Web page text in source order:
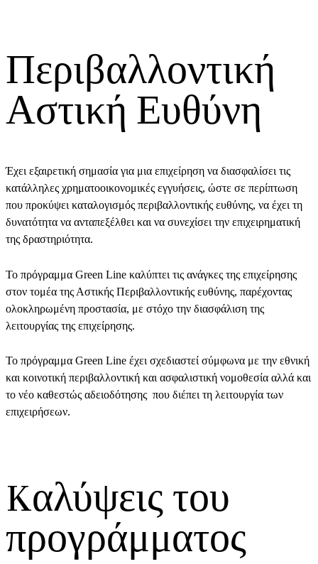
Περιβαλλοντική
Αστική Ευθύνη
Έχει εξαιρετική σημασία για μια επιχείρηση να διασφαλίσει τις
κατάλληλες χρηματοοικονομικές εγγυήσεις, ώστε σε περίπτωση
που προκύψει καταλογισμός περιβαλλοντικής ευθύνης, να έχει τη
δυνατότητα να ανταπεξέλθει και να συνεχίσει την επιχειρηματική
της δραστηριότητα.
Το πρόγραμμα Green Line καλύπτει τις ανάγκες της επιχείρησης
στον τομέα της Αστικής Περιβαλλοντικής ευθύνης, παρέχοντας
ολοκληρωμένη προστασία, με στόχο την διασφάλιση της
λειτουργίας της επιχείρησης.
Το πρόγραμμα Green Line έχει σχεδιαστεί σύμφωνα με την εθνική
και κοινοτική περιβαλλοντική και ασφαλιστική νομοθεσία αλλά και
το νέο καθεστώς αδειοδότησης που διέπει τη λειτουργία των
επιχειρήσεων.
Kαλύψεις του
προγράμματος